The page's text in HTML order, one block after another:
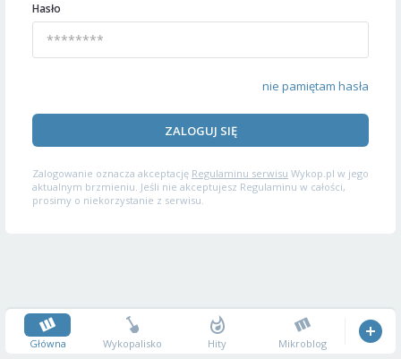
Hasło
nie pamiętam hasła
ZALOGUJ SIĘ
Zalogowanie oznacza akceptację Regulaminu serwisu Wykop.pl w jego
aktualnym brzmieniu. Jeśli nie akceptujesz Regulaminu w całości,
prosimy o niekorzystanie z serwisu.
Główna Wykopalisko Hity Mikroblog